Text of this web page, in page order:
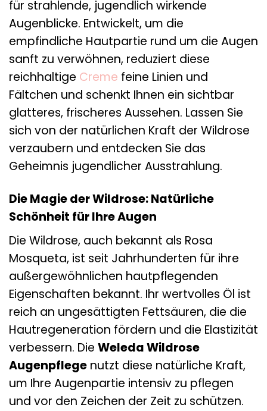
für strahlende, jugendlich wirkende
Augenblicke. Entwickelt, um die
empfindliche Hautpartie rund um die Augen
sanft zu verwöhnen, reduziert diese
reichhaltige Creme feine Linien und
Fältchen und schenkt Ihnen ein sichtbar
glatteres, frischeres Aussehen. Lassen Sie
sich von der natürlichen Kraft der Wildrose
verzaubern und entdecken Sie das
Geheimnis jugendlicher Ausstrahlung.
Die Magie der Wildrose: Natürliche
Schönheit für Ihre Augen
Die Wildrose, auch bekannt als Rosa
Mosqueta, ist seit Jahrhunderten für ihre
außergewöhnlichen hautpflegenden
Eigenschaften bekannt. Ihr wertvolles Öl ist
reich an ungesättigten Fettsäuren, die die
Hautregeneration fördern und die Elastizität
verbessern. Die Weleda Wildrose
Augenpflege nutzt diese natürliche Kraft,
um Ihre Augenpartie intensiv zu pflegen
und vor den Zeichen der Zeit zu schützen.